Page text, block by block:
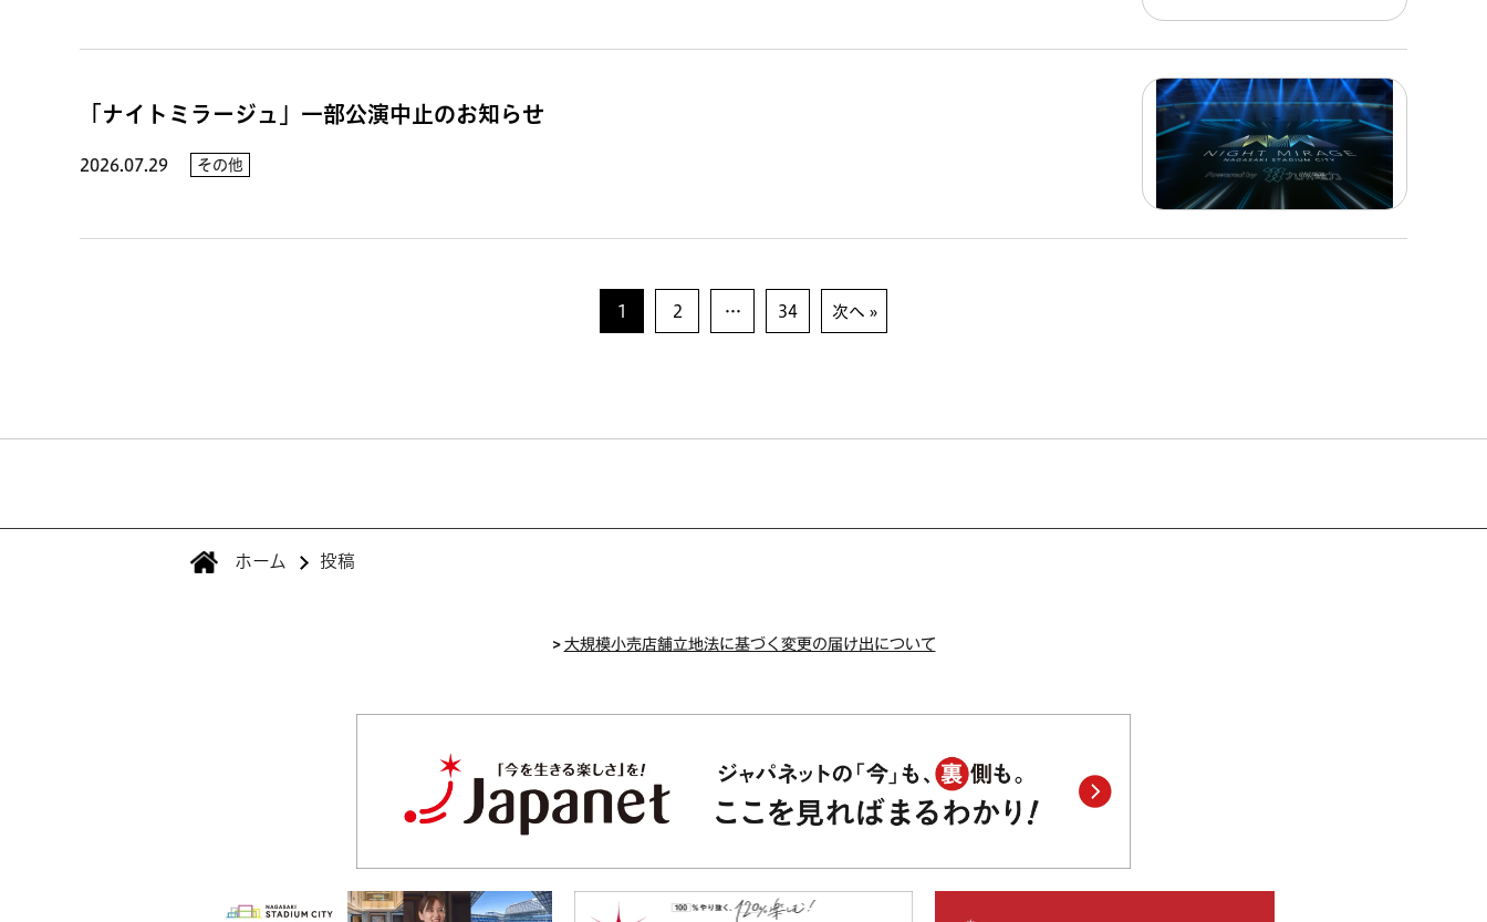
「ナイトミラージュ」一部公演中止のお知らせ
2026.07.29 その他
1 2 … 34 次へ »
ホーム 投稿
>大規模小売店舗立地法に基づく変更の届け出について